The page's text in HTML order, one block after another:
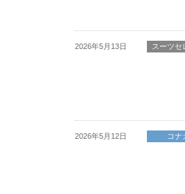
2026年5月13日 スーツセ
2026年5月12日 コナ